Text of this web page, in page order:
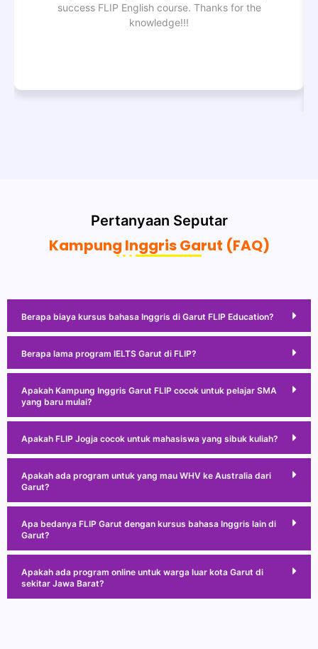
success FLIP English course. Thanks for the
knowledge!!!
Pertanyaan Seputar
Kampung Inggris Garut (FAQ)
Berapa biaya kursus bahasa Inggris di Garut FLIP Education?
Berapa lama program IELTS Garut di FLIP?
Apakah Kampung Inggris Garut FLIP cocok untuk pelajar SMA
yang baru mulai?
Apakah FLIP Jogja cocok untuk mahasiswa yang sibuk kuliah?
Apakah ada program untuk yang mau WHV ke Australia dari
Garut?
Apa bedanya FLIP Garut dengan kursus bahasa Inggris lain di
Garut?
Apakah ada program online untuk warga luar kota Garut di
sekitar Jawa Barat?